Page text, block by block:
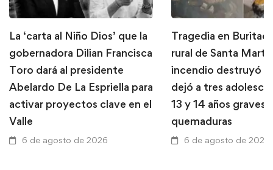
La ‘carta al Niño Dios’ que la
gobernadora Dilian Francisca
Toro dará al presidente
Abelardo De La Espriella para
activar proyectos clave en el
Valle
6 de agosto de 2026
Tragedia en
rural de Santa
incendio destruyó
dejó a tres
13 y 14 años graves
quemaduras
6 de agosto de 2026